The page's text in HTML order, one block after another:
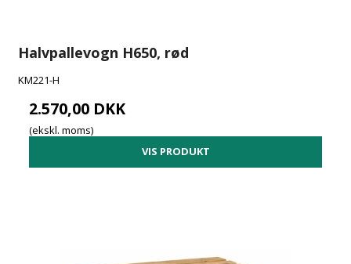
Halvpallevogn H650, rød
KM221-H
2.570,00 DKK
(ekskl. moms)
VIS PRODUKT